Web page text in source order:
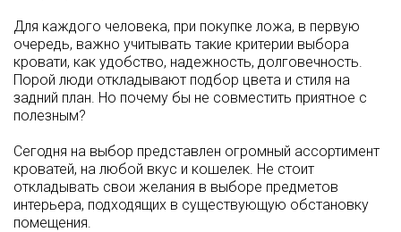
Для каждого человека, при покупке ложа, в первую
очередь, важно учитывать такие критерии выбора
кровати, как удобство, надежность, долговечность.
Порой люди откладывают подбор цвета и стиля на
задний план. Но почему бы не совместить приятное с
полезным?
Сегодня на выбор представлен огромный ассортимент
кроватей, на любой вкус и кошелек. Не стоит
откладывать свои желания в выборе предметов
интерьера, подходящих в существующую обстановку
помещения.